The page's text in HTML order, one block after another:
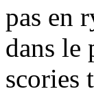
pas en
dans le
scories